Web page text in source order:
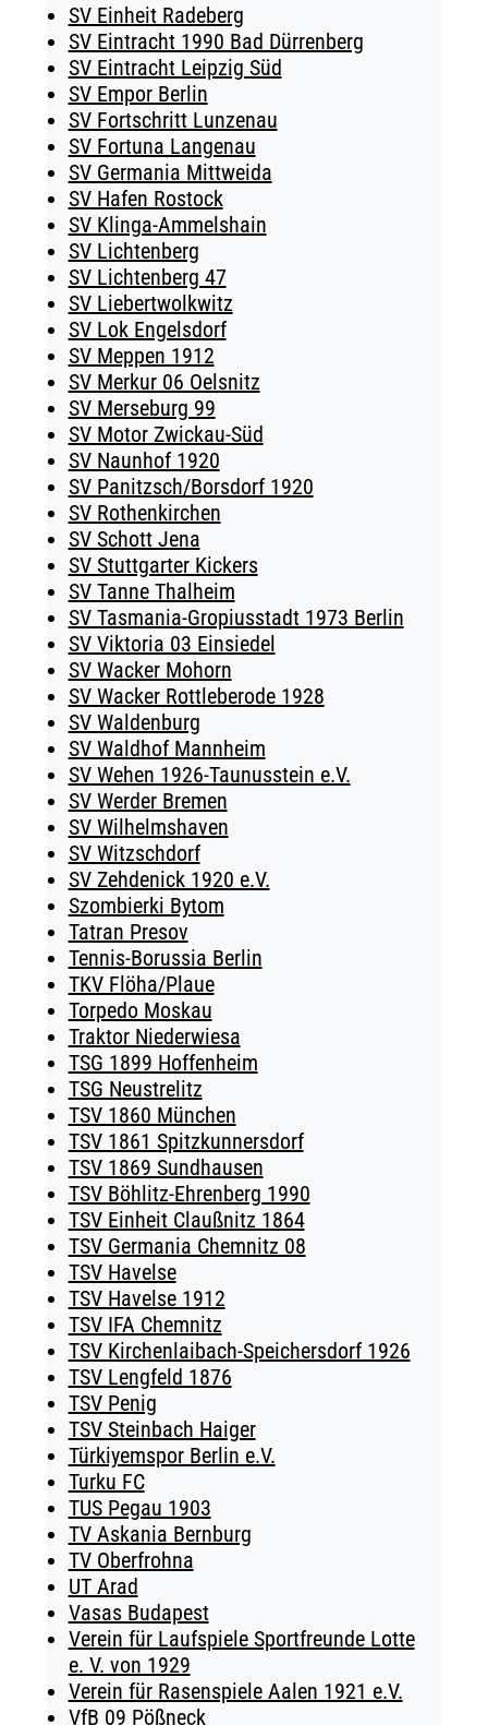
SV Einheit Radeberg
SV Eintracht 1990 Bad Dürrenberg
SV Eintracht Leipzig Süd
SV Empor Berlin
SV Fortschritt Lunzenau
SV Fortuna Langenau
SV Germania Mittweida
SV Hafen Rostock
SV Klinga-Ammelshain
SV Lichtenberg
SV Lichtenberg 47
SV Liebertwolkwitz
SV Lok Engelsdorf
SV Meppen 1912
SV Merkur 06 Oelsnitz
SV Merseburg 99
SV Motor Zwickau-Süd
SV Naunhof 1920
SV Panitzsch/​Borsdorf 1920
SV Rothenkirchen
SV Schott Jena
SV Stuttgarter Kickers
SV Tanne Thalheim
SV Tasmania-Gropiusstadt 1973 Berlin
SV Viktoria 03 Einsiedel
SV Wacker Mohorn
SV Wacker Rottleberode 1928
SV Waldenburg
SV Waldhof Mannheim
SV Wehen 1926-Taunusstein e.V.
SV Werder Bremen
SV Wilhelmshaven
SV Witzschdorf
SV Zehdenick 1920 e.V.
Szombierki Bytom
Tatran Presov
Tennis-Borussia Berlin
TKV Flöha/Plaue
Torpedo Moskau
Traktor Niederwiesa
TSG 1899 Hoffenheim
TSG Neustrelitz
TSV 1860 München
TSV 1861 Spitzkunnersdorf
TSV 1869 Sundhausen
TSV Böhlitz-Ehrenberg 1990
TSV Einheit Claußnitz 1864
TSV Germania Chemnitz 08
TSV Havelse
TSV Havelse 1912
TSV IFA Chemnitz
TSV Kirchenlaibach-Speichersdorf 1926
TSV Lengfeld 1876
TSV Penig
TSV Steinbach Haiger
Türkiyemspor Berlin e.V.
Turku FC
TUS Pegau 1903
TV Askania Bernburg
TV Oberfrohna
UT Arad
Vasas Budapest
Verein für Laufspiele Sportfreunde Lotte
e. V. von 1929
Verein für Rasenspiele Aalen 1921 e.V.
VfB 09 Pößneck